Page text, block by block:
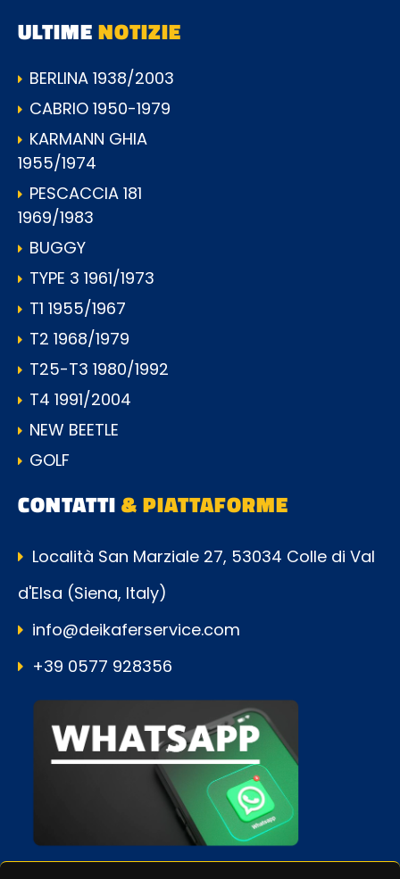
ULTIMENOTIZIE
BERLINA 1938/2003
CABRIO 1950-1979
KARMANN GHIA
1955/1974
PESCACCIA 181
1969/1983
BUGGY
TYPE 3 1961/1973
T1 1955/1967
T2 1968/1979
T25-T3 1980/1992
T4 1991/2004
NEW BEETLE
GOLF
CONTATTI& PIATTAFORME
Località San Marziale 27, 53034 Colle di Val
d'Elsa (Siena, Italy)
info@deikaferservice.com
+39 0577 928356